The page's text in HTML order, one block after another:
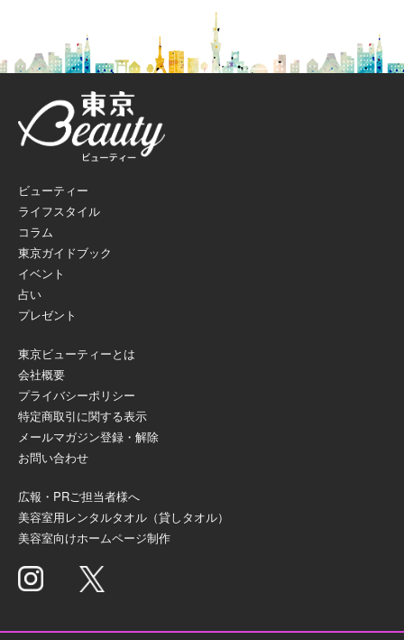
ビューティー
ライフスタイル
コラム
東京ガイドブック
イベント
占い
プレゼント
東京ビューティーとは
会社概要
プライバシーポリシー
特定商取引に関する表示
メールマガジン登録・解除
お問い合わせ
広報・PRご担当者様へ
美容室用レンタルタオル（貸しタオル）
美容室向けホームページ制作